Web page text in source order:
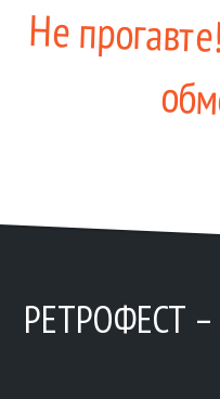
Не
РЕТРОФЕСТ